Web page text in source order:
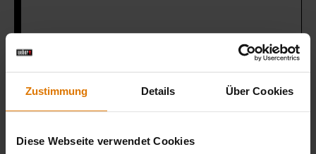
Zustimmung Details Über Cookies
Diese Webseite verwendet Cookies